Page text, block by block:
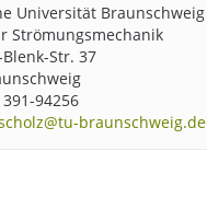
Universität Braunschweig
Strömungsmechanik
Str. 37
94256
braunschweig.de